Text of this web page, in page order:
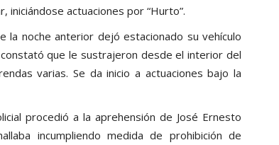
actuaciones por “Hurto”.
la noche anterior dejó estacionado su vehículo
constató que le sustrajeron desde el interior del
varias. Se da inicio a actuaciones bajo la
procedió a la aprehensión de José Ernesto
incumpliendo medida de prohibición de